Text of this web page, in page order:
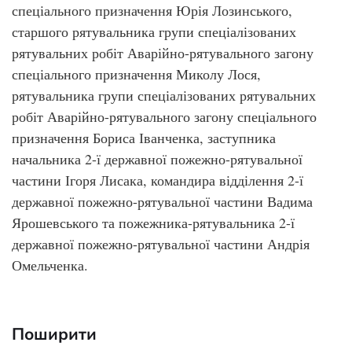
спеціального призначення Юрія Лозинського,
старшого рятувальника групи спеціалізованих
рятувальних робіт Аварійно-рятувального загону
спеціального призначення Миколу Лося,
рятувальника групи спеціалізованих рятувальних
робіт Аварійно-рятувального загону спеціального
призначення Бориса Іванченка, заступника
начальника 2-ї державної пожежно-рятувальної
частини Ігоря Лисака, командира відділення 2-ї
державної пожежно-рятувальної частини Вадима
Ярошевського та пожежника-рятувальника 2-ї
державної пожежно-рятувальної частини Андрія
Омельченка.
Поширити